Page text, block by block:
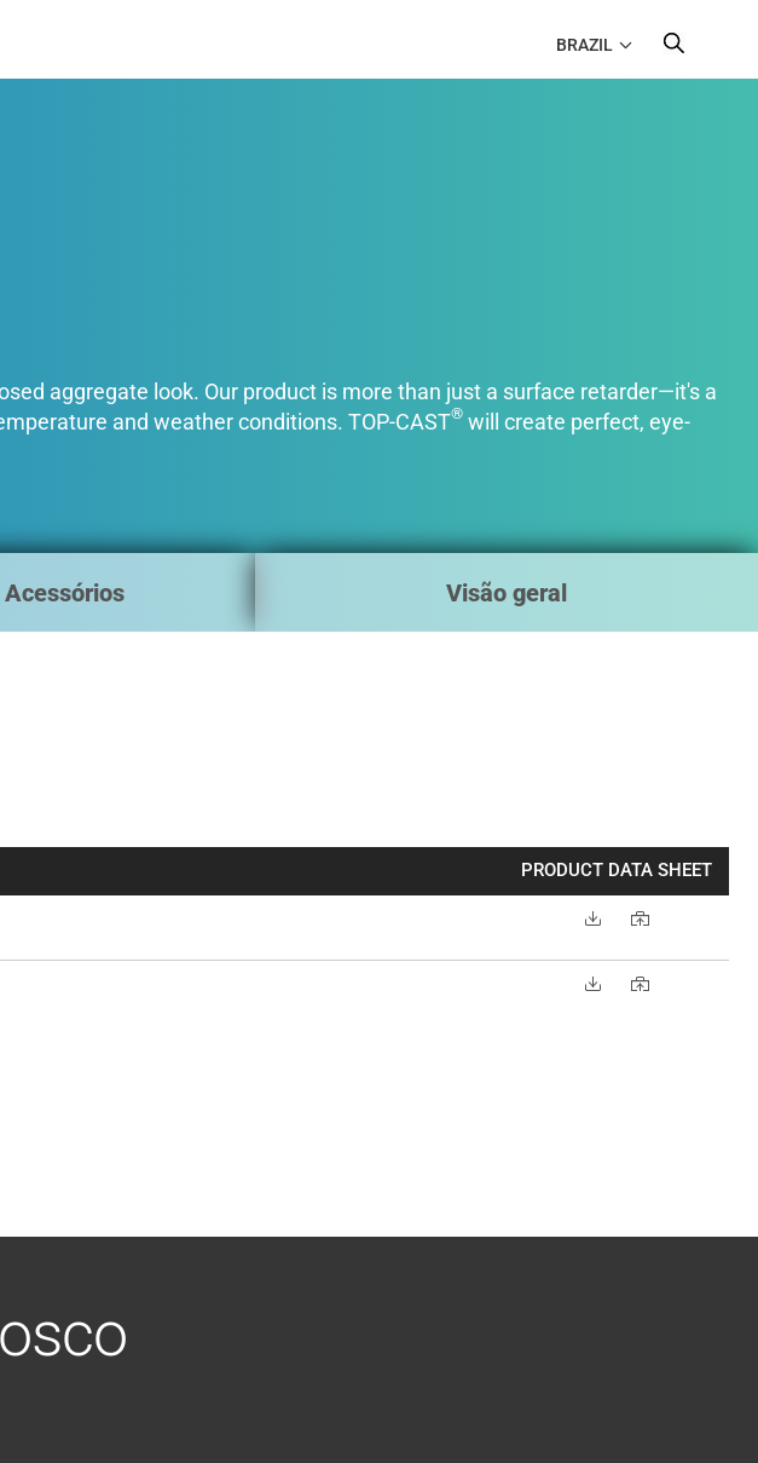
BRAZIL
aggregate look. Our product is more than just a surface retarder—it's a
and weather conditions. TOP-CAST® will create perfect, eye-
Visão geral
PRODUCT DATA SHEET